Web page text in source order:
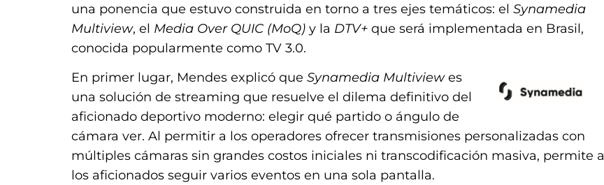
una ponencia que estuvo construida en torno a tres ejes temáticos: el Synamedia
Multiview, el Media Over QUIC (MoQ) y la DTV+ que será implementada en Brasil,
conocida popularmente como TV 3.0.
En primer lugar, Mendes explicó que Synamedia Multiviewes
una solución de streaming que resuelve el dilema definitivo del
aficionado deportivo moderno: elegir qué partido o ángulo de
cámara ver. Al permitir a los operadores ofrecer transmisiones personalizadas con
múltiples cámaras sin grandes costos iniciales ni transcodificación masiva, permite a
los aficionados seguir varios eventos en una sola pantalla.